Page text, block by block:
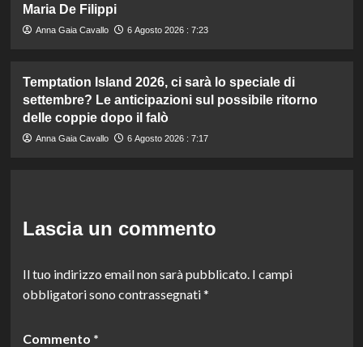
Maria De Filippi
Anna Gaia Cavallo 6 Agosto 2026 : 7:23
Temptation Island 2026, ci sarà lo speciale di
settembre? Le anticipazioni sul possibile ritorno
delle coppie dopo il falò
Anna Gaia Cavallo 6 Agosto 2026 : 7:17
Lascia un commento
Il tuo indirizzo email non sarà pubblicato. I campi
obbligatori sono contrassegnati*
Commento *